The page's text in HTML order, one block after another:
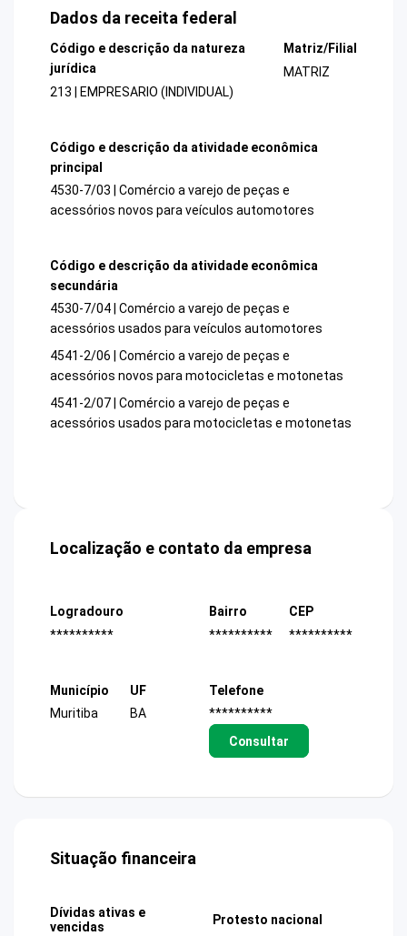
Dados da receita federal
Código e descrição da natureza
jurídica
213 | EMPRESARIO (INDIVIDUAL)
Matriz/Filial
MATRIZ
Código e descrição da atividade econômica
principal
4530-7/03 | Comércio a varejo de peças e
acessórios novos para veículos automotores
Código e descrição da atividade econômica
secundária
4530-7/04 | Comércio a varejo de peças e
acessórios usados para veículos automotores
4541-2/06 | Comércio a varejo de peças e
acessórios novos para motocicletas e motonetas
4541-2/07 | Comércio a varejo de peças e
acessórios usados para motocicletas e motonetas
Localização e contato da empresa
Logradouro
**********
Bairro
**********
CEP
**********
Município
Muritiba
UF
BA
Telefone
**********
Consultar
Situação financeira
Dívidas ativas e
vencidas
Protesto nacional